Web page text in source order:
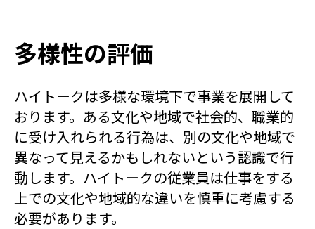
多様性の評価
ハイトークは多様な環境下で事業を展開して
おります。ある文化や地域で社会的、職業的
に受け入れられる行為は、別の文化や地域で
異なって見えるかもしれないという認識で行
動します。ハイトークの従業員は仕事をする
上での文化や地域的な違いを慎重に考慮する
必要があります。